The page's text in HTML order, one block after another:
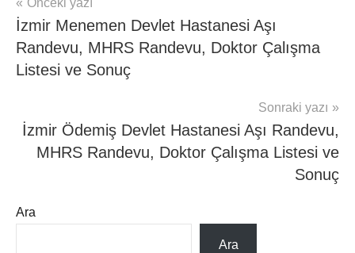
mhrs
Yazı
gezinmesi
Önceki yazı
İzmir Menemen Devlet Hastanesi Aşı
Randevu, MHRS Randevu, Doktor Çalışma
Listesi ve Sonuç
Sonraki yazı
İzmir Ödemiş Devlet Hastanesi Aşı Randevu,
MHRS Randevu, Doktor Çalışma Listesi ve
Sonuç
Ara
Ara